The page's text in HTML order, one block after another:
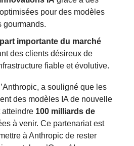
pour des modèles
gourmands.
importante du marché
des clients désireux de
fiable et évolutive.
a souligné que les
des modèles IA de nouvelle
atteindre 100 milliards de
à venir. Ce partenariat est
à Anthropic de rester